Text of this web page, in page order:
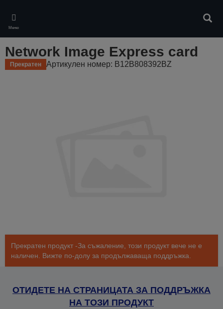
main
content
Меню
Network Image Express card
Прекратен Артикулен номер: B12B808392BZ
Прекратен продукт -За съжаление, този продукт вече не е
наличен. Вижте по-долу за продължаваща поддръжка.
ОТИДЕТЕ НА СТРАНИЦАТА ЗА ПОДДРЪЖКА
НА ТОЗИ ПРОДУКТ